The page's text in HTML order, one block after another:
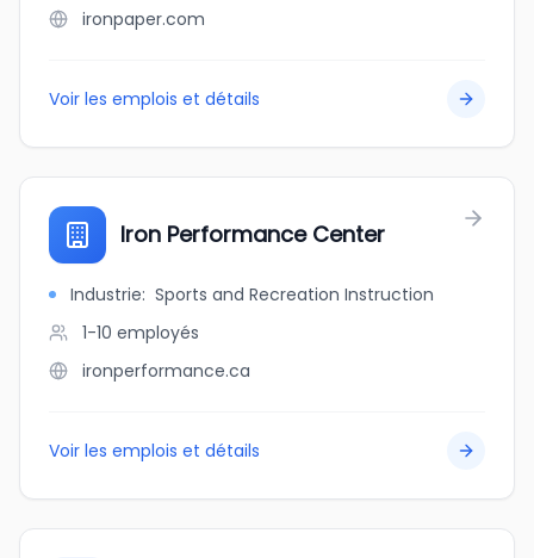
ironpaper.com
Voir les emplois et détails
Iron Performance Center
Industrie: Sports and Recreation Instruction
1-10 employés
ironperformance.ca
Voir les emplois et détails